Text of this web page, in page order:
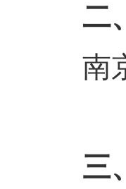
二、
南京
三、